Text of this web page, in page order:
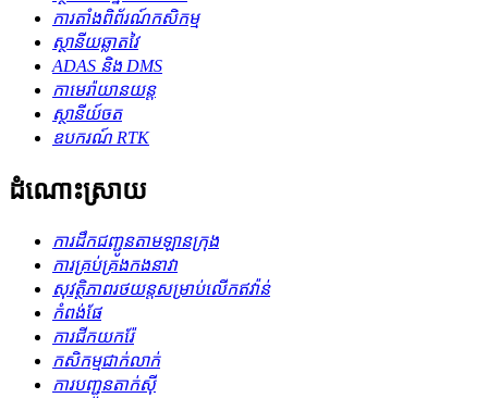
ការតាំងពិព័រណ៍កសិកម្ម
ស្ថានីយឆ្លាតវៃ
ADAS និង DMS
កាមេរ៉ាយានយន្ត
ស្ថានីយ៍ចត
ឧបករណ៍ RTK
ដំណោះស្រាយ
ការដឹកជញ្ជូនតាមឡានក្រុង
ការគ្រប់គ្រងកងនាវា
សុវត្ថិភាពរថយន្តសម្រាប់លើកឥវ៉ាន់
កំពង់ផែ
ការជីកយករ៉ែ
កសិកម្ម​ជាក់លាក់
ការបញ្ជូនតាក់ស៊ី